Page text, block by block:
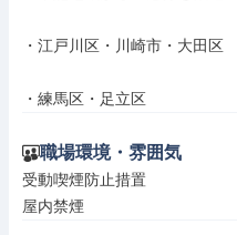
・江戸川区・川崎市・大田区
・練馬区・足立区
職場環境・雰囲気
受動喫煙防止措置
屋内禁煙